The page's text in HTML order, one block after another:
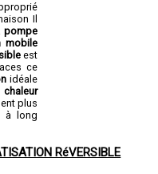
Il
pompe
mobile
est
ce
idéale
plus
à long
RéVERSIBLE